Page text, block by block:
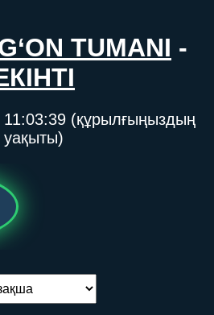
TUMANI -
11:03:40(құрылғыңыздың
уақыты)
ауыстыру: